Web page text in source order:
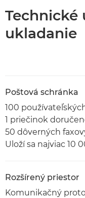
Technické
ukladanie
Poštová schránka
100
1 priečinok
50 dôverných
Uloží sa najviac 10
Rozšírený priestor
Komunikačný